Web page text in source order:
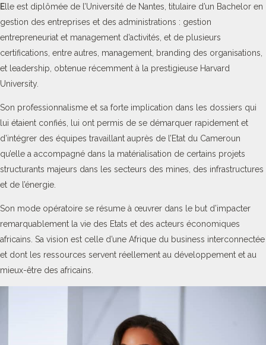
E lle est diplômée de l’Université de Nantes, titulaire d’un Bachelor en
gestion des entreprises et des administrations : gestion
entrepreneuriat et management d’activités, et de plusieurs
certifications, entre autres, management, branding des organisations,
et leadership, obtenue récemment à la prestigieuse Harvard
University.
Son professionnalisme et sa forte implication dans les dossiers qui
lui étaient confiés, lui ont permis de se démarquer rapidement et
d’intégrer des équipes travaillant auprès de l’Etat du Cameroun
qu’elle a accompagné dans la matérialisation de certains projets
structurants majeurs dans les secteurs des mines, des infrastructures
et de l’énergie.
Son mode opératoire se résume à œuvrer dans le but d’impacter
remarquablement la vie des Etats et des acteurs économiques
africains. Sa vision est celle d’une Afrique du business interconnectée
et dont les ressources servent réellement au développement et au
mieux-être des africains.